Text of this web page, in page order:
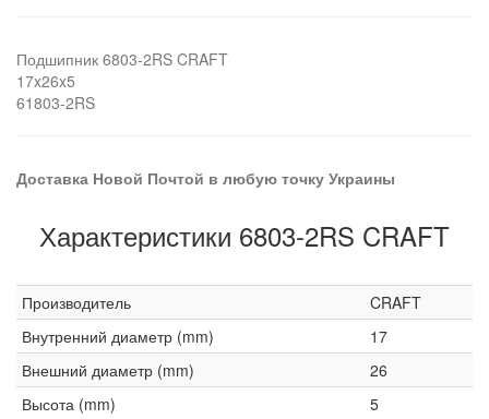
Подшипник 6803-2RS CRAFT
17x26x5
61803-2RS
Доставка Новой Почтой в любую точку Украины
Характеристики 6803-2RS CRAFT
Производитель
CRAFT
Внутренний диаметр (mm)
17
Внешний диаметр (mm)
26
Высота (mm)
5